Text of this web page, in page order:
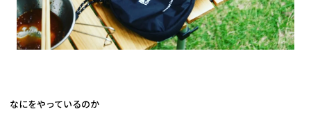
なにをやっているのか